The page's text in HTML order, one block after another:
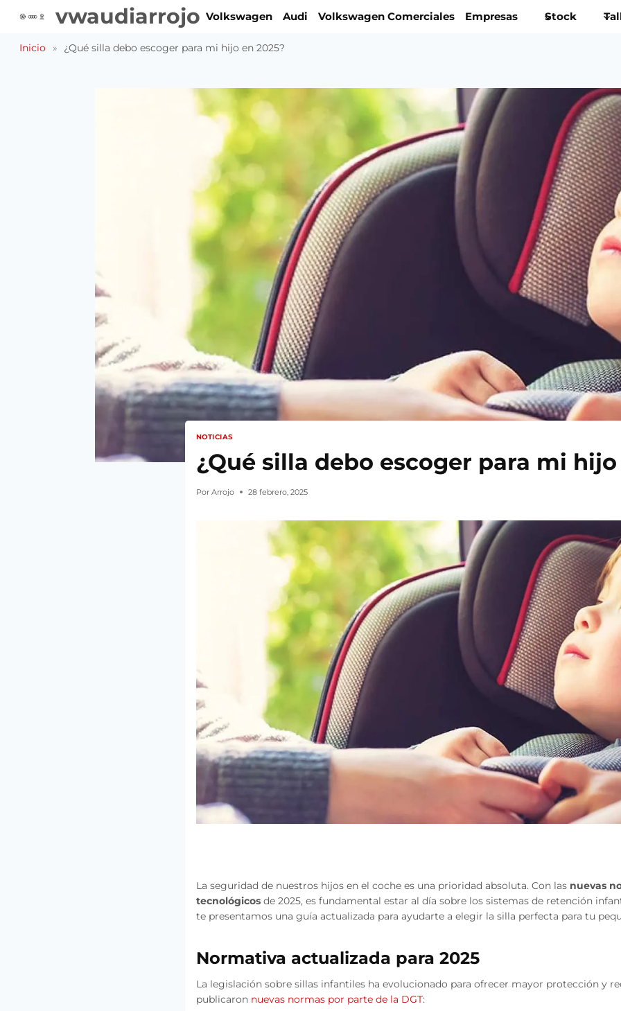
vwaudiarrojo Volkswagen Audi Volkswagen Comerciales Empresas Stock
Inicio » ¿Qué silla debo escoger para mi hijo en 2025?
NOTICIAS
¿Qué silla debo escoger para mi hijo
Por Arrojo 28 febrero, 2025
La seguridad de nuestros hijos en el coche es una prioridad absoluta. Con las nuevas
tecnológicos de 2025, es fundamental estar al día sobre los sistemas de retención
te presentamos una guía actualizada para ayudarte a elegir la silla perfecta para tu
Normativa actualizada para 2025
La legislación sobre sillas infantiles ha evolucionado para ofrecer mayor protección y
publicaron nuevas normas por parte de la DGT: